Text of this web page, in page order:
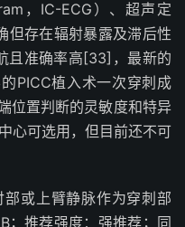
， IC-ECG ）、超声定
但存在辐射暴露及滞后性
且准确率高 [33] ，最新的
PICC植入术一次穿刺成
位置判断的灵敏度和特异
心可选用，但目前还不可
部或上臂静脉作为穿刺部
B；推荐强度：强推荐；同